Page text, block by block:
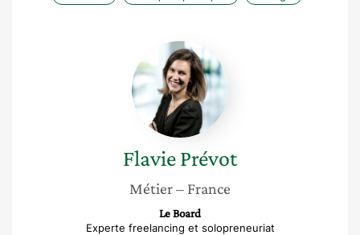
Flavie
Prévot
FlaviePrévot
Métier– France
Le Board
Experte freelancing et solopreneuriat